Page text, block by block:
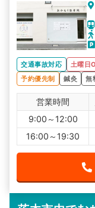
交通事故対応 土曜日
予約優先制
鍼灸 無
営業時間
9:00～12:00
16:00～19:30